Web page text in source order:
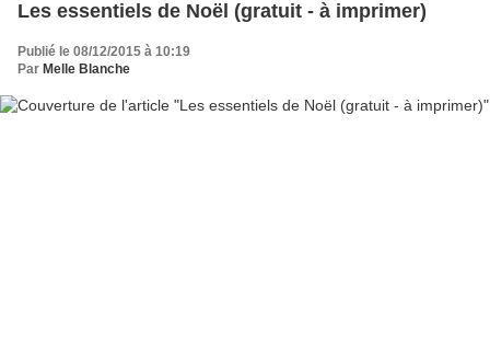
Les essentiels de Noël (gratuit - à imprimer)
Publié le 08/12/2015 à 10:19
Par Melle Blanche